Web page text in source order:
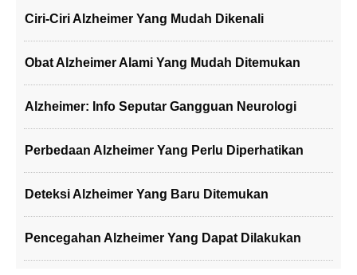
Ciri-Ciri Alzheimer Yang Mudah Dikenali
Obat Alzheimer Alami Yang Mudah Ditemukan
Alzheimer: Info Seputar Gangguan Neurologi
Perbedaan Alzheimer Yang Perlu Diperhatikan
Deteksi Alzheimer Yang Baru Ditemukan
Pencegahan Alzheimer Yang Dapat Dilakukan